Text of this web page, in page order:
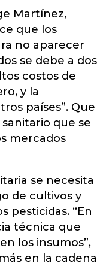
Martínez,
que los
no aparecer
se debe a dos
costos de
y la
países”. Que
que se
mercados
se necesita
de cultivos y
pesticidas. “En
técnica que
los insumos”,
en la cadena